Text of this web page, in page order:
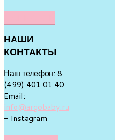
НАШИ
КОНТАКТЫ
Наш телефон: 8
(499) 401 01 40
Email:
info@argobaby.ru
- Instagram